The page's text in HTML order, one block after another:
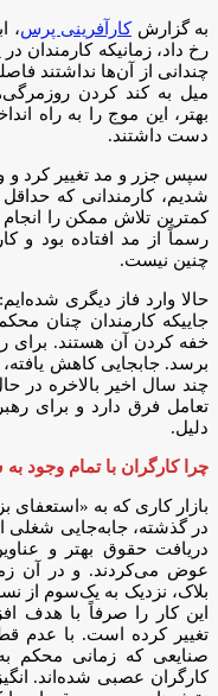
به گزارشکارآفرینی پرس
رخ داد، زمانیکه کارمندان
چندانی از آن‌ها نداشتند
میل به کند کردن
بهتر، این موج را به راه
دست داشتند.
شدیم، کارمندانی که
کمترین تلاش ممکن را
رسماً از مد افتاده بود و
چنین نیست.
جاییکه کارمندان چنان
خفه کردن آن هستند. برای
برسد. جابجایی کاهش
چند سال اخیر بالاخره در
تعامل فرق دارد و برای
دلیل.
چرا کارگران با تمام وجود
بازار کاری که به
در گذشته، جابه‌جایی شغلی
دریافت حقوق بهتر و
عوض می‌کردند. و در آن
این کار را صرفاً با هدف
تغییر کرده است. با عدم
صنایعی که زمانی محکم
کارگران عصبی شده‌اند.